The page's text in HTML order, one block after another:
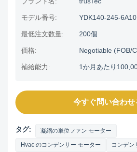
モデル番号: YDK140-245-6A10
最低注文数量: 200個
価格: Negotiable (FOB/
補給能力: 1か月あたり
今すぐ問い合わせ
タグ: 凝縮の単位ファン モーター
Hvac のコンデンサー モーター コンデン